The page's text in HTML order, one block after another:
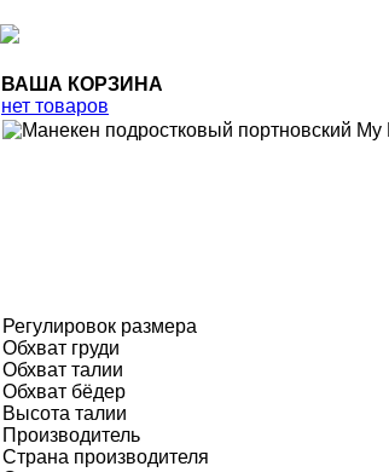
ВАША КОРЗИНА
нет товаров
Регулировок размера
Обхват груди
Обхват талии
Обхват бёдер
Высота талии
Производитель
Страна производителя